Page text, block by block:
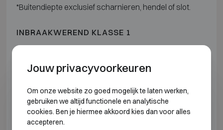
*Buitendiepte exclusief scharnieren, hendel of slot.
INBRAAKWEREND KLASSE 1
*Buitendiepte exclusief scharnieren, hendel of slot.
Jouw privacyvoorkeuren
Om onze website zo goed mogelijk te laten werken,
gebruiken we altijd functionele en analytische
cookies. Ben je hiermee akkoord kies dan voor alles
accepteren.